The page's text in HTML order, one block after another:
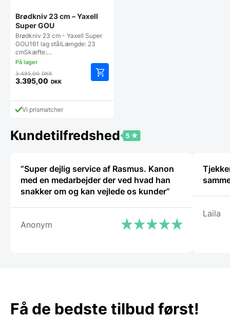
Brødkniv 23 cm – Yaxell
Super GOU
Brødkniv 23 cm - Yaxell Super
GOU161 lag stålLængde: 23
cmSkæfte:…
3.495,00DKKDen
oprindelige
var:
3.495,00 DKK.
3.395,00 DKK
aktuelle
prisVi prismatcher
Kundetilfredshed
“Super dejlig service af Rasmus. Kanon
med en medarbejder der ved hvad han
snakker om og kan vejlede os kunder”
Anonym
Laila
Få de bedste tilbud først!